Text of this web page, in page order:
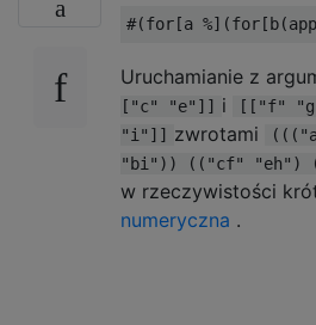
Uruchamianie z
["c" "e"]]
i
[["f"
"i"]]
zwrotami
"bi")) (("cf" "eh")
w rzeczywistości
numeryczna .